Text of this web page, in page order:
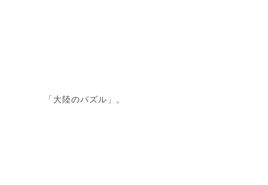
「大陸のパズル」。